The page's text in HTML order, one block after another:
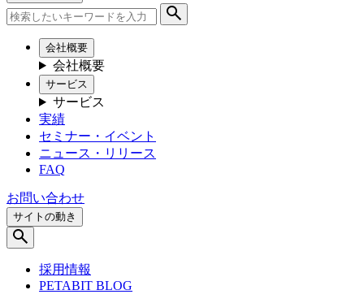
会社概要
会社概要
サービス
サービス
実績
セミナー・イベント
ニュース・リリース
FAQ
お問い合わせ
サイトの動き
採用情報
PETABIT BLOG